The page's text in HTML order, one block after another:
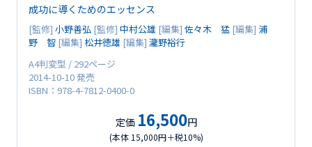
成功に導くためのエッセンス
[監修] 小野善弘 [監修] 中村公雄 [編集] 佐々木 猛 [編集] 浦
野 智 [編集] 松井徳雄 [編集] 瀧野裕行
A4判変型 / 292ページ
2014-10-10 発売
ISBN：978-4-7812-0400-0
定価 16,500円
(本体 15,000円＋税10%)